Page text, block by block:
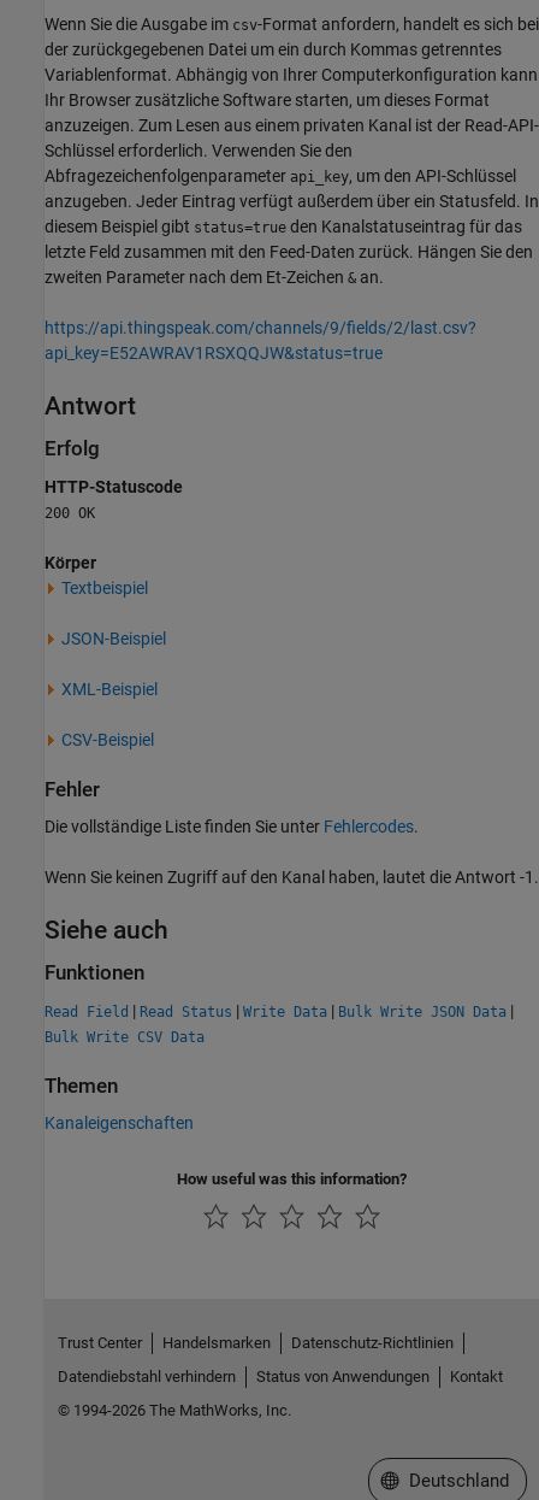
Wenn Sie die Ausgabe im csv-Format anfordern, handelt es sich bei
der zurückgegebenen Datei um ein durch Kommas getrenntes
Variablenformat. Abhängig von Ihrer Computerkonfiguration kann
Ihr Browser zusätzliche Software starten, um dieses Format
anzuzeigen. Zum Lesen aus einem privaten Kanal ist der Read-API-
Schlüssel erforderlich. Verwenden Sie den
Abfragezeichenfolgenparameter api_key, um den API-Schlüssel
anzugeben. Jeder Eintrag verfügt außerdem über ein Statusfeld. In
diesem Beispiel gibt status=true den Kanalstatuseintrag für das
letzte Feld zusammen mit den Feed-Daten zurück. Hängen Sie den
zweiten Parameter nach dem Et-Zeichen & an.
https://api.thingspeak.com/channels/9/fields/2/last.csv?
api_key=E52AWRAV1RSXQQJW&status=true
Antwort
Erfolg
HTTP-Statuscode
200 OK
Körper
Textbeispiel
JSON-Beispiel
XML-Beispiel
CSV-Beispiel
Fehler
Die vollständige Liste finden Sie unter Fehlercodes.
Wenn Sie keinen Zugriff auf den Kanal haben, lautet die Antwort -1.
Siehe auch
Funktionen
Read Field | Read Status | Write Data | Bulk Write JSON Data |
Bulk Write CSV Data
Themen
Kanaleigenschaften
How useful was this information?
Trust Center Handelsmarken
Datenschutz-Richtlinien
Datendiebstahl verhindern
Status von Anwendungen
Kontakt
© 1994-2026 The MathWorks, Inc.
Website auswählen
Deutschland